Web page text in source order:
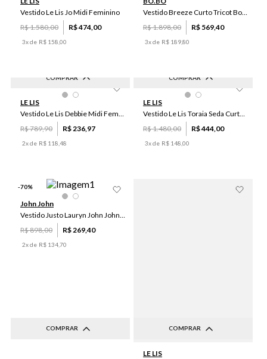
Vestido Le Lis Jo Midi Feminino
R$1.580,00 R$474,00
3x de R$ 158 00
Vestido Breeze Curto Tricot Bo.Bô Feminino
R$1.898,00 R$ 569,40
3x de R$ 18980
COMPRAR
34 36
LE LIS
Vestido Le Lis Debbie Midi Feminino
R$789,90 R$236,97
2x de R$ 118 48
COMPRAR
34 36
LE LIS
Vestido Le Lis Toraia Seda Curto Feminino
R$1.480,00 R$444,00
3x de R$ 148 00
-70%
COMPRAR
John John
Vestido Justo Lauryn John John Feminino
R$898,00 R$269,40
2x de R$ 13470
COMPRAR
LE LIS